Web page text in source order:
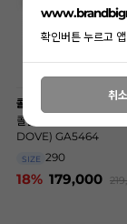
콜한
콜한 빅사이즈 도브 스니
DOVE) GA5464
SIZE 290
18% 179,000
확인버튼 누르고
취소